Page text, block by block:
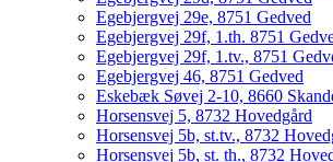
Egebjergvej 29e, 8751 Gedved
Egebjergvej 29f, 1.th. 8751
Egebjergvej 29f, 1.tv., 8751
Egebjergvej 46, 8751 Gedved
Eskebæk Søvej 2-10, 8660
Horsensvej 5, 8732 Hovedgård
Horsensvej 5b, st.tv., 8732
Horsensvej 5b, st. th., 8732